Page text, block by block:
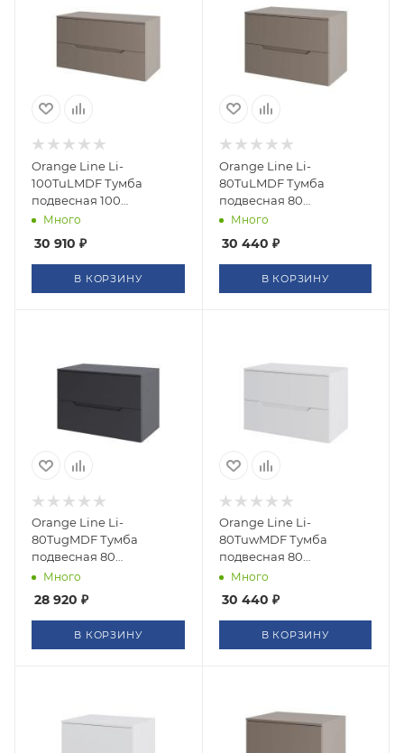
Orange Line Li-
100TuLMDF Тумба
подвесная 100
столешница МДФ,
Много
30 910 ₽
В КОРЗИНУ
Orange Line Li-
80TuLMDF Тумба
подвесная 80
столешница МДФ,
Много
30 440 ₽
В КОРЗИНУ
Orange Line Li-
80TugMDF Тумба
подвесная 80
столешница МДФ,
матовый графит
Много
28 920 ₽
В КОРЗИНУ
Orange Line Li-
80TuwMDF Тумба
подвесная 80
столешница МДФ,
матовый белый
Много
30 440 ₽
В КОРЗИНУ